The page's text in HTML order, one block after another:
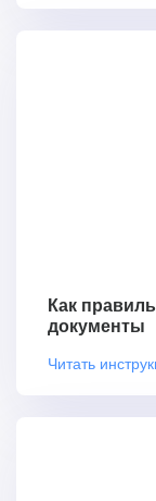
Как
документы
Читать